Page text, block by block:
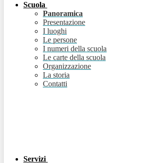
Scuola
Panoramica
Presentazione
I luoghi
Le persone
I numeri della scuola
Le carte della scuola
Organizzazione
La storia
Contatti
Servizi